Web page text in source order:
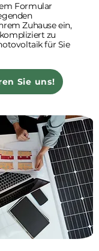
Formular
Zuhause ein,
zu
für Sie
Sie uns!